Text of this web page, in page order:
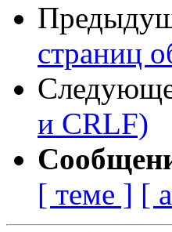
страниц
и CRLF)
[ теме ] [